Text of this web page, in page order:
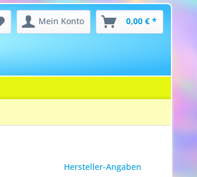
Mein Konto 0,00 € *
Hersteller-Angaben